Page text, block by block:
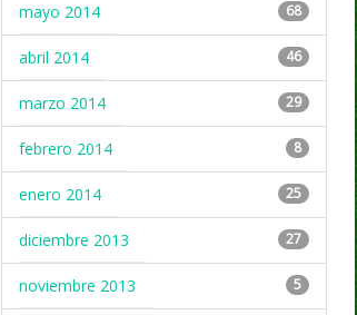
mayo 2014 68
abril 2014 46
marzo 2014 29
febrero 2014 8
enero 2014 25
diciembre 2013 27
noviembre 2013 5